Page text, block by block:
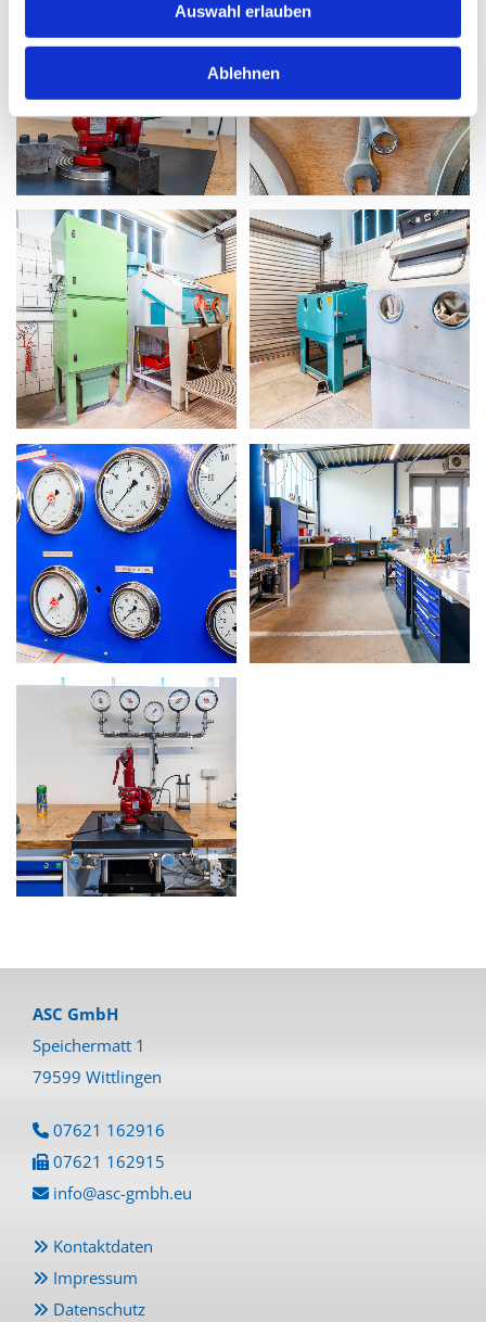
Auswahl erlauben
Ablehnen
ASC GmbH
Speichermatt 1
79599 Wittlingen
 07621 162916
 07621 162915
 info@asc-gmbh.eu
 Kontaktdaten
 Impressum
 Datenschutz